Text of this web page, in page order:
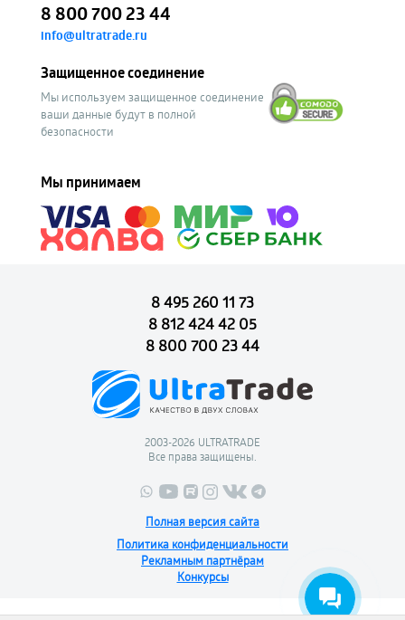
8 800 700 23 44
info@ultratrade.ru
Защищенное соединение
Мы используем защищенное соединение
ваши данные будут в полной
безопасности
Мы принимаем
8 495 260 11 73
8 812 424 42 05
8 800 700 23 44
2003-2026 ULTRATRADE
Все права защищены.
Полная версия сайта
Политика конфиденциальности
Рекламным партнёрам
Конкурсы